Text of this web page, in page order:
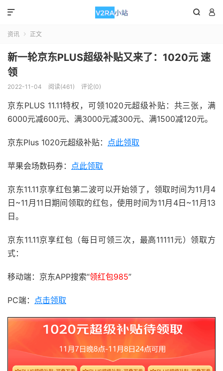
 

资讯  正文
新一轮京东PLUS超级补贴又来了：1020元 速
领
2022-11-04 阅读(461) 评论(0)
京东PLUS 11.11特权，可领1020元超级补贴：共三张，满
6000元减600元、满3000元减300元、满1500减120元。
京东Plus 1020元超级补贴： 点此领取
苹果会场数码券： 点此领取
京东11.11京享红包第二波可以开始领了，领取时间为11月4
日~11月11日期间领取的红包，使用时间为11月4日~11月13
日。
京东11.11京享红包（每日可领三次，最高11111元）领取方
式：
移动端：京东APP搜索“领红包985”
PC端： 点击领取